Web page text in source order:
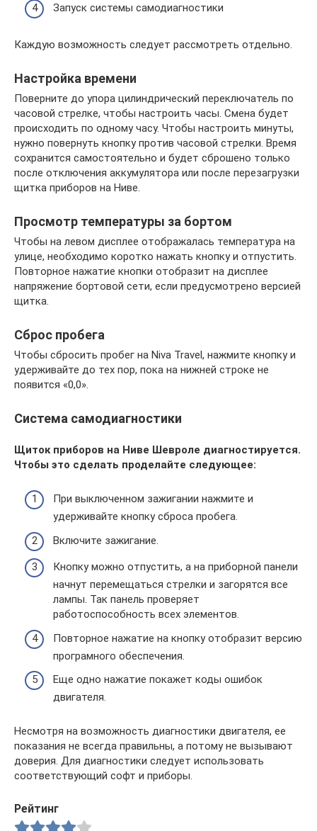
Запуск системы самодиагностики
Каждую возможность следует рассмотреть отдельно.
Настройка времени
Поверните до упора цилиндрический переключатель по
часовой стрелке, чтобы настроить часы. Смена будет
происходить по одному часу. Чтобы настроить минуты,
нужно повернуть кнопку против часовой стрелки. Время
сохранится самостоятельно и будет сброшено только
после отключения аккумулятора или после перезагрузки
щитка приборов на Ниве.
Просмотр температуры за бортом
Чтобы на левом дисплее отображалась температура на
улице, необходимо коротко нажать кнопку и отпустить.
Повторное нажатие кнопки отобразит на дисплее
напряжение бортовой сети, если предусмотрено версией
щитка.
Сброс пробега
Чтобы сбросить пробег на Niva Travel, нажмите кнопку и
удерживайте до тех пор, пока на нижней строке не
появится «0,0».
Система самодиагностики
Щиток приборов на Ниве Шевроле диагностируется.
Чтобы это сделать проделайте следующее:
При выключенном зажигании нажмите и
удерживайте кнопку сброса пробега.
Включите зажигание.
Кнопку можно отпустить, а на приборной панели
начнут перемещаться стрелки и загорятся все
лампы. Так панель проверяет
работоспособность всех элементов.
Повторное нажатие на кнопку отобразит версию
програмного обеспечения.
Еще одно нажатие покажет коды ошибок
двигателя.
Несмотря на возможность диагностики двигателя, ее
показания не всегда правильны, а потому не вызывают
доверия. Для диагностики следует использовать
соответствующий софт и приборы.
Рейтинг